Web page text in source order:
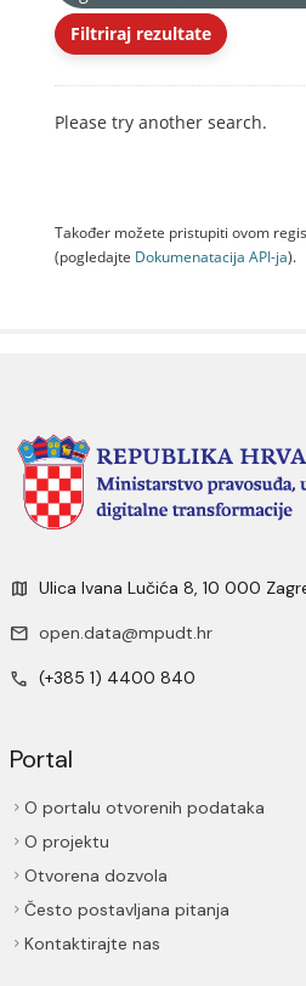
Filtriraj rezultate
Please try another search.
Također možete pristupiti ovom
(pogledajte Dokumenаtаcijа API-jа).